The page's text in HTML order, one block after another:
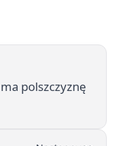
polszczyznę